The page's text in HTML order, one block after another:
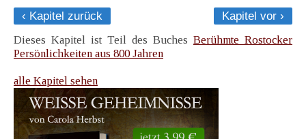
‹ Kapitel zurück
Kapitel vor ›
Dieses Kapitel ist Teil des Buches Berühmte Rostocker
Persönlichkeiten aus 800 Jahren
alle Kapitel sehen